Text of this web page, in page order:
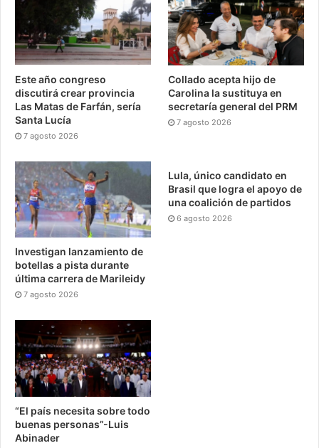
Este año congreso
discutirá crear provincia
Las Matas de Farfán, sería
Santa Lucía
7 agosto 2026
Collado acepta hijo de
Carolina la sustituya en
secretaría general del PRM
7 agosto 2026
Investigan lanzamiento de
botellas a pista durante
última carrera de Marileidy
7 agosto 2026
Lula, único candidato en
Brasil que logra el apoyo de
una coalición de partidos
6 agosto 2026
“El país necesita sobre todo
buenas personas”-Luis
Abinader